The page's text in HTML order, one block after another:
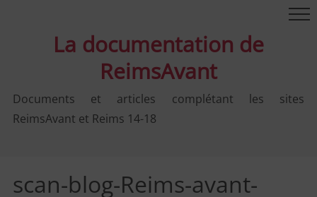
La documentation de
ReimsAvant
Documents et articles complétant les sites
ReimsAvant et Reims 14-18
scan-blog-Reims-avant-